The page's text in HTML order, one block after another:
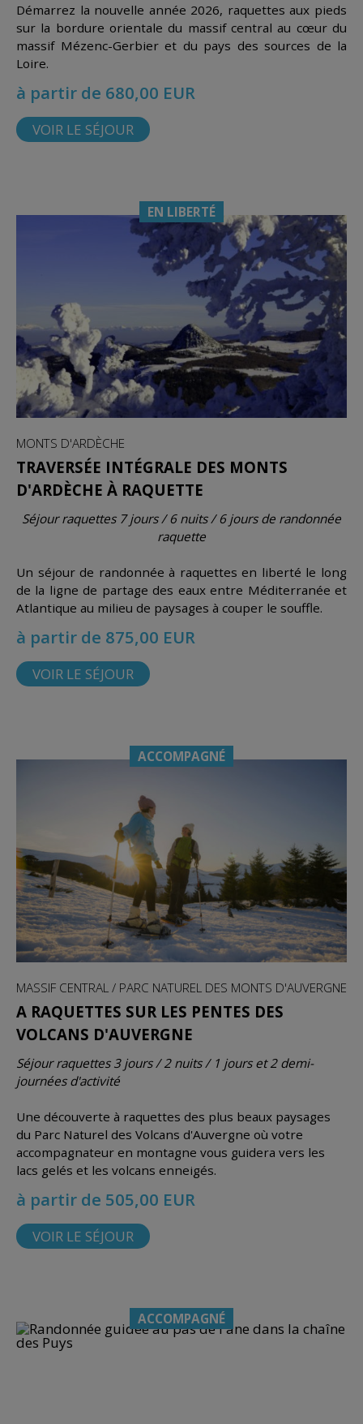
Démarrez la nouvelle année 2026, raquettes aux pieds
sur la bordure orientale du massif central au cœur du
massif Mézenc-Gerbier et du pays des sources de la
Loire.
à partir de 680,00 EUR
VOIR LE SÉJOUR
EN LIBERTÉ
MONTS D'ARDÈCHE
TRAVERSÉE INTÉGRALE DES MONTS
D'ARDÈCHE À RAQUETTE
Séjour raquettes 7 jours / 6 nuits / 6 jours de randonnée
raquette
Un séjour de randonnée à raquettes en liberté le long
de la ligne de partage des eaux entre Méditerranée et
Atlantique au milieu de paysages à couper le souffle.
à partir de 875,00 EUR
VOIR LE SÉJOUR
ACCOMPAGNÉ
MASSIF CENTRAL / PARC NATUREL DES MONTS D'AUVERGNE
A RAQUETTES SUR LES PENTES DES
VOLCANS D'AUVERGNE
Séjour raquettes 3 jours / 2 nuits / 1 jours et 2 demi-
journées d'activité
Une découverte à raquettes des plus beaux paysages
du Parc Naturel des Volcans d'Auvergne où votre
accompagnateur en montagne vous guidera vers les
lacs gelés et les volcans enneigés.
à partir de 505,00 EUR
VOIR LE SÉJOUR
ACCOMPAGNÉ